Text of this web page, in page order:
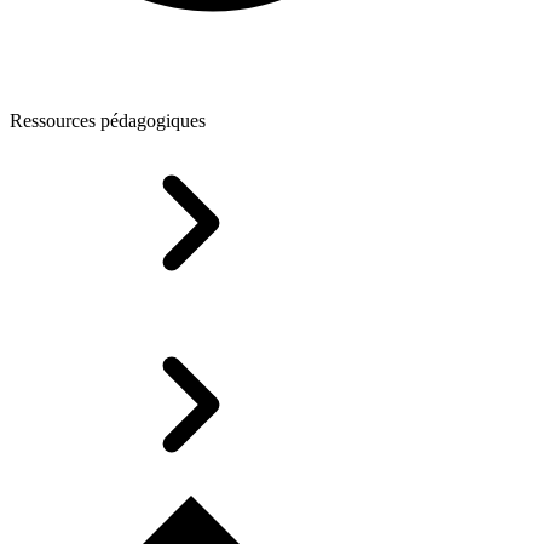
Ressources pédagogiques